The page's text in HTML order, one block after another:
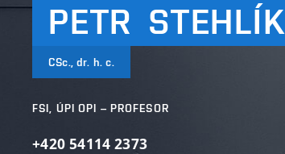
PETR STEHLÍK
CSc., dr. h. c.
FSI, ÚPI OPI – PROFESOR
+420 54114 2373